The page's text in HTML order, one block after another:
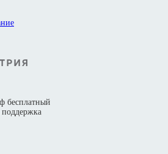
бесплатный
поддержка